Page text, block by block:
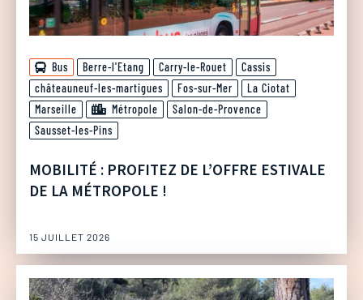
Bus Berre-l'Etang Carry-le-Rouet
Cassis
châteauneuf-les-martigues
Fos-sur-Mer
La Ciotat
Marseille
Métropole
Salon-de-Provence
Sausset-les-Pins
MOBILITÉ : PROFITEZ DE L’OFFRE ESTIVALE
DE LA MÉTROPOLE !
15 JUILLET 2026